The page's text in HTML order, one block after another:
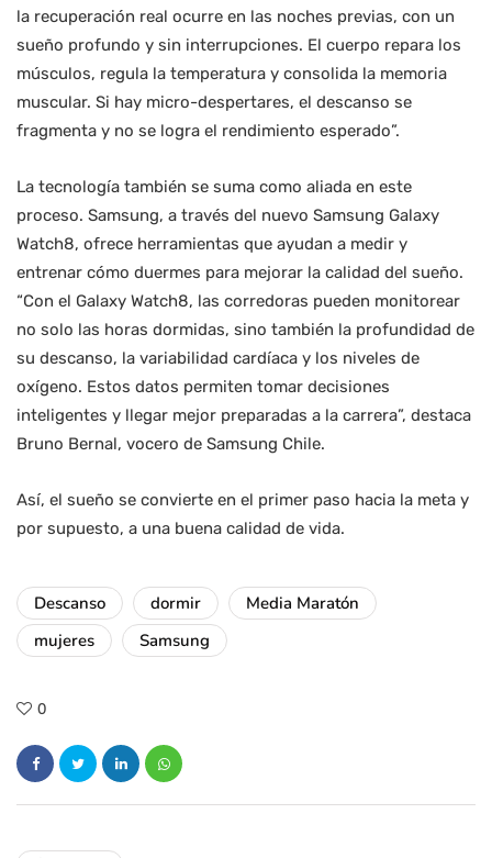
la recuperación real ocurre en las noches previas, con un
sueño profundo y sin interrupciones. El cuerpo repara los
músculos, regula la temperatura y consolida la memoria
muscular. Si hay micro-despertares, el descanso se
fragmenta y no se logra el rendimiento esperado”.
La tecnología también se suma como aliada en este
proceso. Samsung, a través del nuevo Samsung Galaxy
Watch8, ofrece herramientas que ayudan a medir y
entrenar cómo duermes para mejorar la calidad del sueño.
“Con el Galaxy Watch8, las corredoras pueden monitorear
no solo las horas dormidas, sino también la profundidad de
su descanso, la variabilidad cardíaca y los niveles de
oxígeno. Estos datos permiten tomar decisiones
inteligentes y llegar mejor preparadas a la carrera”, destaca
Bruno Bernal, vocero de Samsung Chile.
Así, el sueño se convierte en el primer paso hacia la meta y
por supuesto, a una buena calidad de vida.
Descanso dormir
Media Maratón
mujeres
Samsung
0